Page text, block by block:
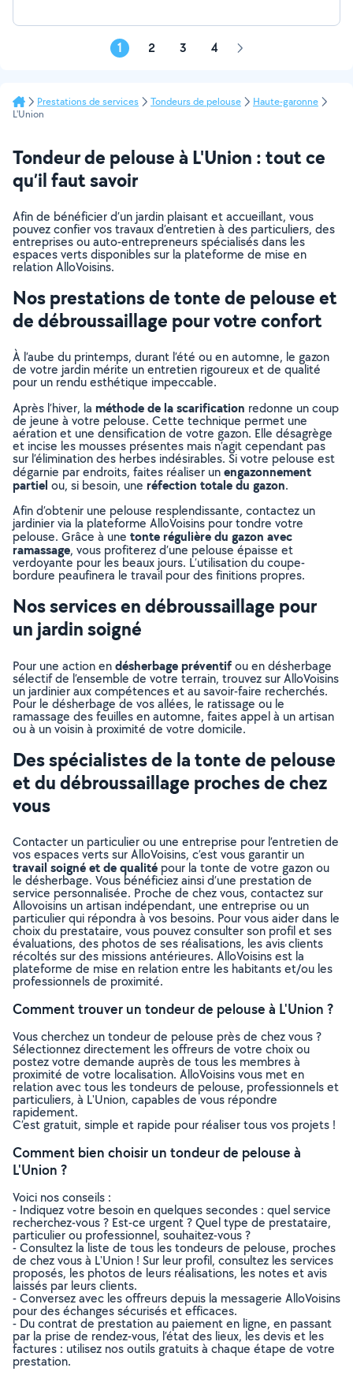
1 2 3 4 Page
Prestations de services Tondeurs de pelouse
Haute-garonne
L'Union
Tondeur de pelouse à L'Union : tout ce
qu’il faut savoir
Afin de bénéficier d’un jardin plaisant et accueillant, vous
pouvez confier vos travaux d’entretien à des particuliers, des
entreprises ou auto-entrepreneurs spécialisés dans les
espaces verts disponibles sur la plateforme de mise en
relation AlloVoisins.
Nos prestations de tonte de pelouse et
de débroussaillage pour votre confort
À l’aube du printemps, durant l’été ou en automne, le gazon
de votre jardin mérite un entretien rigoureux et de qualité
pour un rendu esthétique impeccable.
Après l’hiver, la méthode de la scarification redonne un coup
de jeune à votre pelouse. Cette technique permet une
aération et une densification de votre gazon. Elle désagrège
et incise les mousses présentes mais n’agit cependant pas
sur l’élimination des herbes indésirables. Si votre pelouse est
dégarnie par endroits, faites réaliser unengazonnement
partiel ou, si besoin, une réfection totale du gazon.
Afin d’obtenir une pelouse resplendissante, contactez un
jardinier via la plateforme AlloVoisins pour tondre votre
pelouse. Grâce à une tonte régulière du gazon avec
ramassage, vous profiterez d’une pelouse épaisse et
verdoyante pour les beaux jours. L’utilisation du coupe-
bordure peaufinera le travail pour des finitions propres.
Nos services en débroussaillage pour
un jardin soigné
Pour une action endésherbage préventifou en désherbage
sélectif de l’ensemble de votre terrain, trouvez sur AlloVoisins
un jardinier aux compétences et au savoir-faire recherchés.
Pour le désherbage de vos allées, le ratissage ou le
ramassage des feuilles en automne, faites appel à un artisan
ou à un voisin à proximité de votre domicile.
Des spécialistes de la tonte de pelouse
et du débroussaillage proches de chez
vous
Contacter un particulier ou une entreprise pour l’entretien de
vos espaces verts sur AlloVoisins, c’est vous garantir un
travail soigné et de qualité pour la tonte de votre gazon ou
le désherbage. Vous bénéficiez ainsi d’une prestation de
service personnalisée. Proche de chez vous, contactez sur
Allovoisins un artisan indépendant, une entreprise ou un
particulier qui répondra à vos besoins. Pour vous aider dans le
choix du prestataire, vous pouvez consulter son profil et ses
évaluations, des photos de ses réalisations, les avis clients
récoltés sur des missions antérieures. AlloVoisins est la
plateforme de mise en relation entre les habitants et/ou les
professionnels de proximité.
Comment trouver un tondeur de pelouse à L'Union ?
Vous cherchez un tondeur de pelouse près de chez vous ?
Sélectionnez directement les offreurs de votre choix ou
postez votre demande auprès de tous les membres à
proximité de votre localisation. AlloVoisins vous met en
relation avec tous les tondeurs de pelouse, professionnels et
particuliers, à L'Union, capables de vous répondre
rapidement.
C’est gratuit, simple et rapide pour réaliser tous vos projets !
Comment bien choisir un tondeur de pelouse à
L'Union ?
Voici nos conseils :
- Indiquez votre besoin en quelques secondes : quel service
recherchez-vous ? Est-ce urgent ? Quel type de prestataire,
particulier ou professionnel, souhaitez-vous ?
- Consultez la liste de tous les tondeurs de pelouse, proches
de chez vous à L'Union ! Sur leur profil, consultez les services
proposés, les photos de leurs réalisations, les notes et avis
laissés par leurs clients.
- Conversez avec les offreurs depuis la messagerie AlloVoisins
pour des échanges sécurisés et efficaces.
- Du contrat de prestation au paiement en ligne, en passant
par la prise de rendez-vous, l’état des lieux, les devis et les
factures : utilisez nos outils gratuits à chaque étape de votre
prestation.